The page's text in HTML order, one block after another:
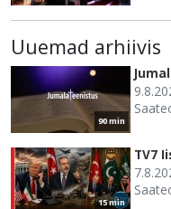
Uuemad arhiivis
90 min
15 min
TV7